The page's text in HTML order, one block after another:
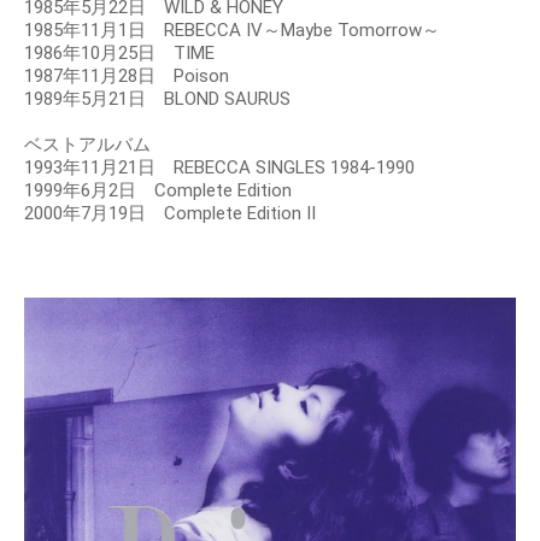
1985年5月22日 WILD & HONEY
1985年11月1日 REBECCA IV～Maybe Tomorrow～
1986年10月25日 TIME
1987年11月28日 Poison
1989年5月21日 BLOND SAURUS
ベストアルバム
1993年11月21日 REBECCA SINGLES 1984-1990
1999年6月2日 Complete Edition
2000年7月19日 Complete Edition II